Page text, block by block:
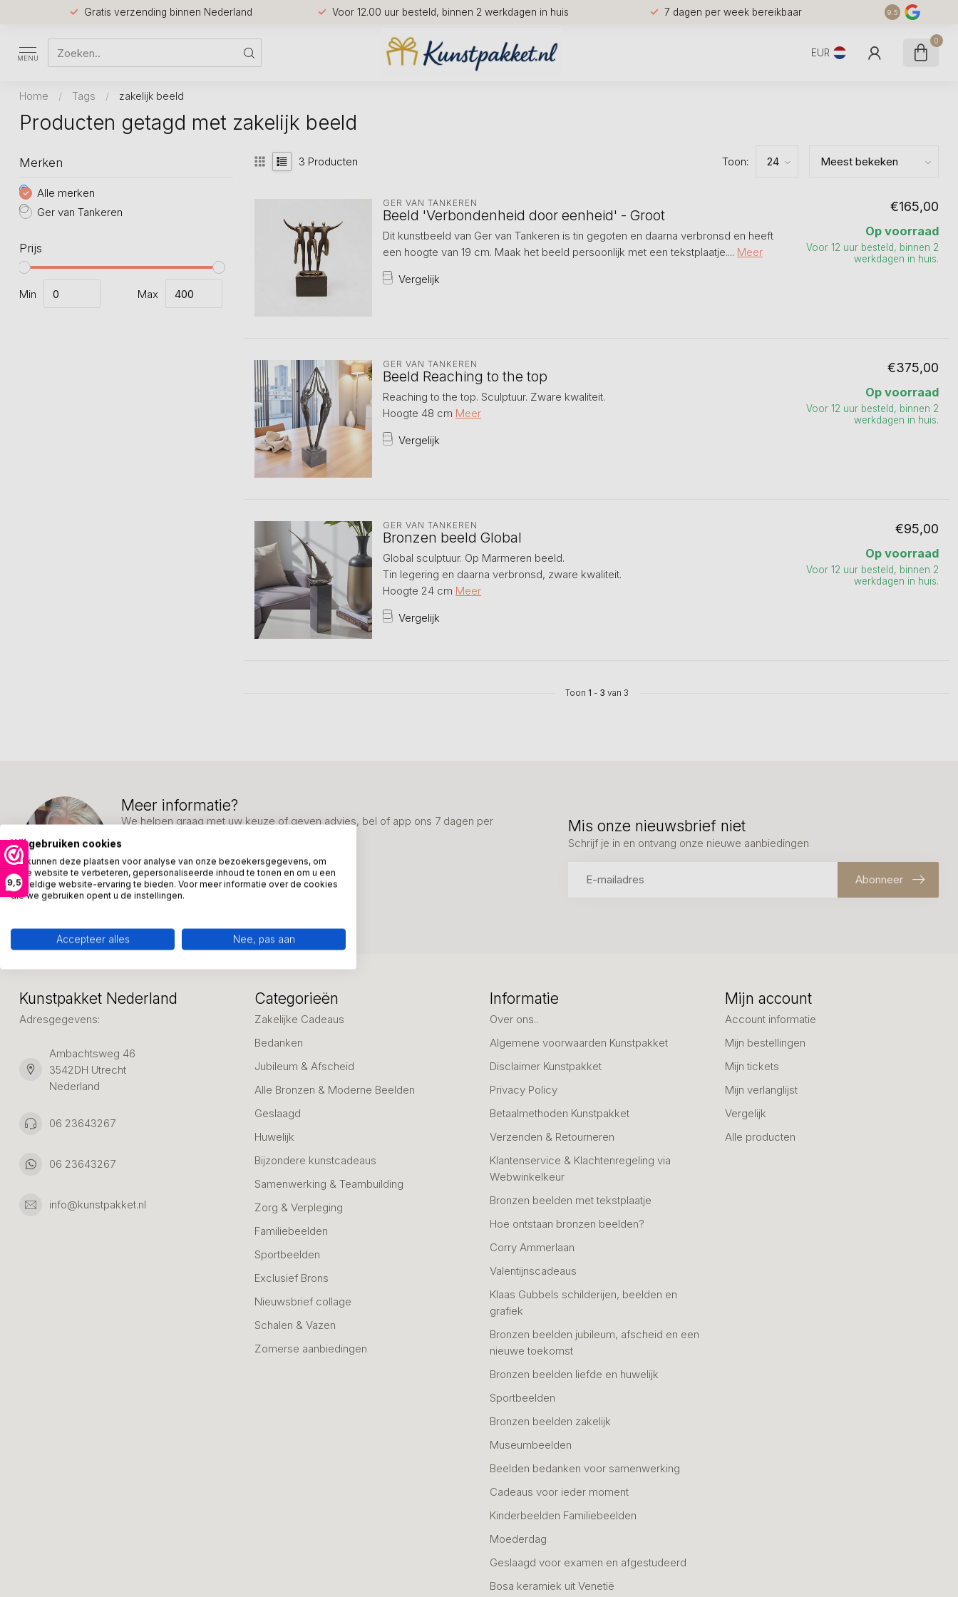
9,5
Gratis verzending binnen Nederland Voor 12.00 uur besteld, binnen 2 werkdagen in huis 7 dagen per week bereikbaar 9.5
MENU EUR
0
Home / Tags / zakelijk beeld
Producten getagd met zakelijk beeld
Merken
Alle merken
Ger van Tankeren
Prijs
Min Max
3 Producten Toon:
GER VAN TANKEREN
Beeld 'Verbondenheid door eenheid' - Groot
Dit kunstbeeld van Ger van Tankeren is tin gegoten en daarna verbronsd en heeft
een hoogte van 19 cm. Maak het beeld persoonlijk met een tekstplaatje.... Meer
Vergelijk
€165,00
Op voorraad
Voor 12 uur besteld, binnen 2
werkdagen in huis.
GER VAN TANKEREN
Beeld Reaching to the top
Reaching to the top. Sculptuur. Zware kwaliteit.
Hoogte 48 cm Meer
Vergelijk
€375,00
Op voorraad
Voor 12 uur besteld, binnen 2
werkdagen in huis.
GER VAN TANKEREN
Bronzen beeld Global
Global sculptuur. Op Marmeren beeld.
Tin legering en daarna verbronsd, zware kwaliteit.
Hoogte 24 cm Meer
Vergelijk
€95,00
Op voorraad
Voor 12 uur besteld, binnen 2
werkdagen in huis.
Toon 1 - 3 van 3
Meer informatie?
We helpen graag met uw keuze of geven advies, bel of app ons 7 dagen per
Klantenservice
Mis onze nieuwsbrief niet
Schrijf je in en ontvang onze nieuwe aanbiedingen
Abonneer
Kunstpakket Nederland
Adresgegevens:
Ambachtsweg 46
3542DH Utrecht
Nederland
06 23643267
06 23643267
info@kunstpakket.nl
Categorieën
Zakelijke Cadeaus
Bedanken
Jubileum & Afscheid
Alle Bronzen & Moderne Beelden
Geslaagd
Huwelijk
Bijzondere kunstcadeaus
Samenwerking & Teambuilding
Zorg & Verpleging
Familiebeelden
Sportbeelden
Exclusief Brons
Nieuwsbrief collage
Schalen & Vazen
Zomerse aanbiedingen
Informatie
Over ons..
Algemene voorwaarden Kunstpakket
Disclaimer Kunstpakket
Privacy Policy
Betaalmethoden Kunstpakket
Verzenden & Retourneren
Klantenservice & Klachtenregeling via
Webwinkelkeur
Bronzen beelden met tekstplaatje
Hoe ontstaan bronzen beelden?
Corry Ammerlaan
Valentijnscadeaus
Klaas Gubbels schilderijen, beelden en
grafiek
Bronzen beelden jubileum, afscheid en een
nieuwe toekomst
Bronzen beelden liefde en huwelijk
Sportbeelden
Bronzen beelden zakelijk
Museumbeelden
Beelden bedanken voor samenwerking
Cadeaus voor ieder moment
Kinderbeelden Familiebeelden
Moederdag
Geslaagd voor examen en afgestudeerd
Bosa keramiek uit Venetië
Mijn account
Account informatie
Mijn bestellingen
Mijn tickets
Mijn verlanglijst
Vergelijk
Alle producten
Wij gebruiken cookies
We kunnen deze plaatsen voor analyse van onze bezoekersgegevens, om
onze website te verbeteren, gepersonaliseerde inhoud te tonen en om u een
geweldige website-ervaring te bieden. Voor meer informatie over de cookies
die we gebruiken opent u de instellingen.
Accepteer alles Nee, pas aan